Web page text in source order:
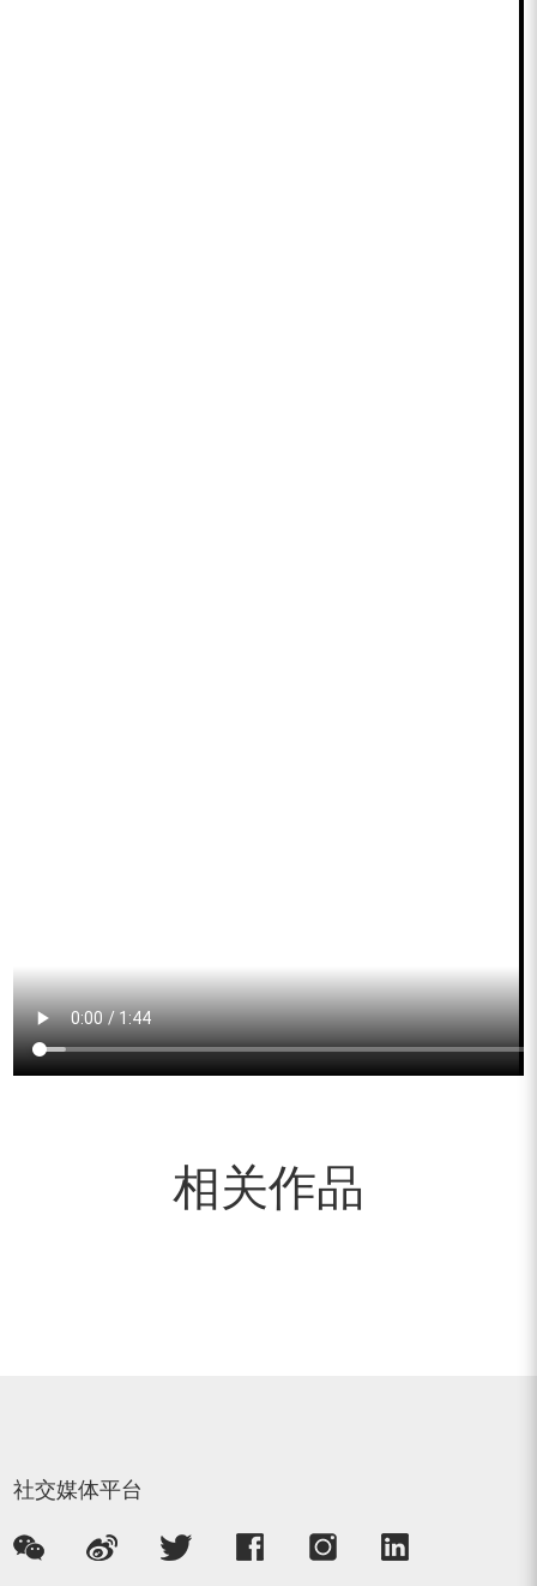
相关作品
社交媒体平台